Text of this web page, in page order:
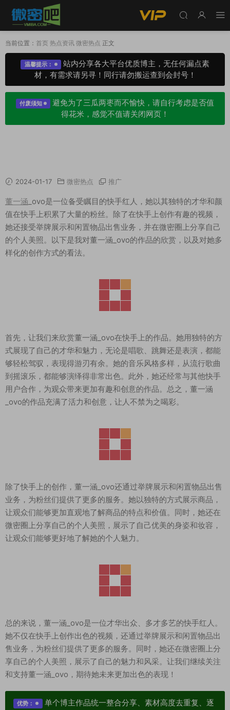
当前位置： 首页 热点资讯 微密热点 正文
温馨提示：
站内分享各大平台优质博主，无任何漏点素
材，有需求请另寻！同行请勿搬运查到会封号！
付废须知
避免为了三瓜两枣而不愉快，请自行考虑是否值
得花米，感觉不值请关闭网页！
2024-01-17 微密热点 推广
董一涵 _ovo是一位备受瞩目的快手红人，她以其独特的才华和颜
值在快手上积累了大量的粉丝。除了在快手上创作有趣的视频，
她还接受举牌展示和闲置物品出售业务，并在微密圈上分享自己
的个人美照。以下是我对董一涵_ovo的作品的欣赏，以及对她多
样化的创作方式的看法。
首先，让我们来欣赏董一涵_ovo在快手上的作品。她用独特的方
式展现了自己的才华和魅力，无论是唱歌、跳舞还是表演，都能
够轻松驾驭，表现得游刃有余。她的音乐风格多样，从流行歌曲
到摇滚乐，都能够演绎得非常出色。此外，她还经常与其他快手
用户合作，为观众带来更加有趣和创意的作品。总之，董一涵
_ovo的作品充满了活力和创意，让人不禁为之喝彩。
除了快手上的创作，董一涵_ovo还通过举牌展示和闲置物品出售
业务，为粉丝们提供了更多的服务。她以独特的方式展示商品，
让观众们能够更加直观地了解商品的特点和价值。同时，她还在
微密圈上分享自己的个人美照，展示了自己优美的身姿和妆容，
让观众们能够更好地了解她的个人魅力。
总的来说，董一涵_ovo是一位才华出众、多才多艺的快手红人。
她不仅在快手上创作出色的视频，还通过举牌展示和闲置物品出
售业务，为粉丝们提供了更多的服务。同时，她还在微密圈上分
享自己的个人美照，展示了自己的魅力和风采。让我们继续关注
和支持董一涵_ovo，期待她未来更加出色的表现！
优势：
单个博主作品统一整合分享、素材高度去重复、逐